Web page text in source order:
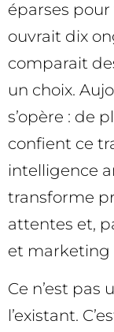
éparses
ouvrait dix
comparait
un choix.
s’opère : de
confient ce
intelligence
transforme
attentes et,
et marketing
Ce n’est
l’existant.